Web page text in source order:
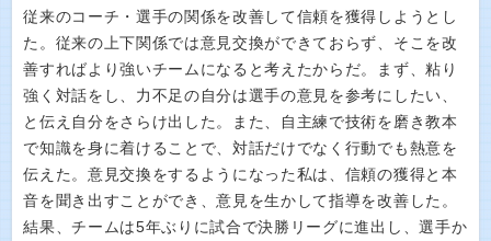
従来のコーチ・選手の関係を改善して信頼を獲得しようとし
た。従来の上下関係では意見交換ができておらず、そこを改
善すればより強いチームになると考えたからだ。まず、粘り
強く対話をし、力不足の自分は選手の意見を参考にしたい、
と伝え自分をさらけ出した。また、自主練で技術を磨き教本
で知識を身に着けることで、対話だけでなく行動でも熱意を
伝えた。意見交換をするようになった私は、信頼の獲得と本
音を聞き出すことができ、意見を生かして指導を改善した。
結果、チームは5年ぶりに試合で決勝リーグに進出し、選手か